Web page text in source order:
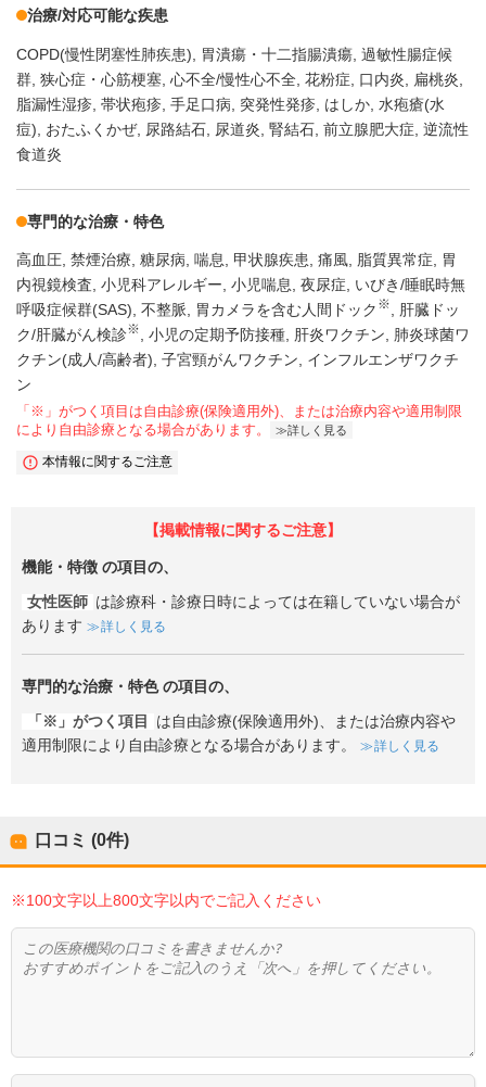
治療/対応可能な疾患
COPD(慢性閉塞性肺疾患) 胃潰瘍・十二指腸潰瘍 過敏性腸症候
群 狭心症・心筋梗塞 心不全/慢性心不全 花粉症 口内炎
扁桃炎
脂漏性湿疹 帯状疱疹 手足口病 突発性発疹 はしか 水疱瘡(水
痘)
おたふくかぜ 尿路結石 尿道炎 腎結石 前立腺肥大症 逆流性
食道炎
専門的な治療・特色
高血圧 禁煙治療 糖尿病 喘息 甲状腺疾患 痛風 脂質異常症
胃
内視鏡検査 小児科アレルギー 小児喘息 夜尿症
いびき/睡眠時無
呼吸症候群(SAS) 不整脈 胃カメラを含む人間ドック ※
肝臓ドッ
ク/肝臓がん検診※ 小児の定期予防接種 肝炎ワクチン
肺炎球菌ワ
クチン(成人/高齢者) 子宮頸がんワクチン
インフルエンザワクチ
ン
「※」がつく項目は自由診療(保険適用外)、または治療内容や適用制限
により自由診療となる場合があります。
詳しく見る
本情報に関するご注意
【掲載情報に関するご注意】
機能・特徴 の項目の、
女性医師 は診療科・診療日時によっては在籍していない場合が
あります
詳しく見る
専門的な治療・特色の項目の、
「※」がつく項目
は自由診療(保険適用外)、または治療内容や
適用制限により自由診療となる場合があります。
詳しく見る
口コミ (0件)
※100文字以上800文字以内でご記入ください